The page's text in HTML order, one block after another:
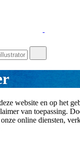
website en op het
van toepassing.
online diensten,